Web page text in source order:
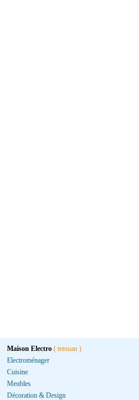
Maison Electro ( tetouan )
Electroménager
Cuisine
Meubles
Décoration & Design